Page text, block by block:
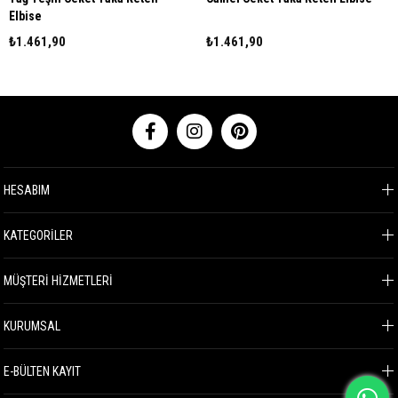
Elbise
₺1.461,90 ₺1.461,90
HESABIM
KATEGORİLER
MÜŞTERİ HİZMETLERİ
KURUMSAL
E-BÜLTEN KAYIT